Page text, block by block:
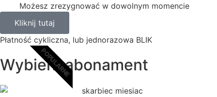
Możesz zrezygnować w dowolnym momencie
Kliknij tutaj
Płatność cykliczna, lub jednorazowa BLIK
POPULARNE
Wybierz abonament